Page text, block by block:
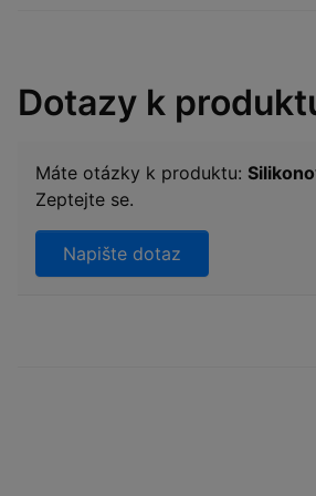
Dotazy k
Máte otázky k produktu:
Zeptejte se.
Napište dotaz